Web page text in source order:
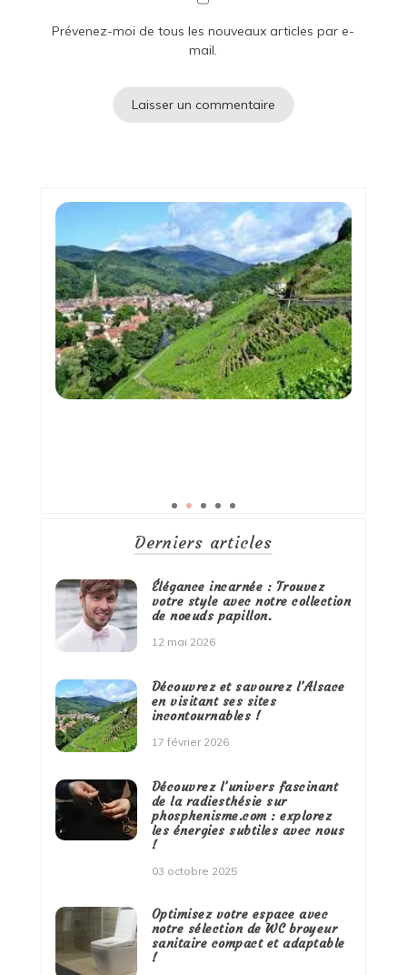
Prévenez-moi de tous les nouveaux articles par e-
mail.
Derniers articles
Élégance incarnée : Trouvez
votre style avec notre collection
de noeuds papillon.
12 mai 2026
Découvrez et savourez l’Alsace
en visitant ses sites
incontournables !
17 février 2026
Découvrez l’univers fascinant
de la radiesthésie sur
phosphenisme.com : explorez
les énergies subtiles avec nous
!
03 octobre 2025
Optimisez votre espace avec
notre sélection de WC broyeur
sanitaire compact et adaptable
!